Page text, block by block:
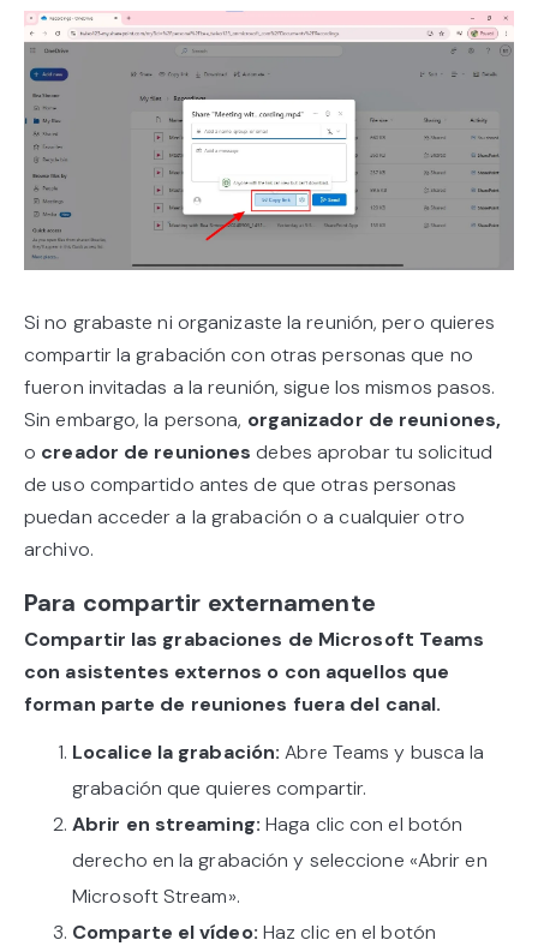
Si no grabaste ni organizaste la reunión, pero quieres
compartir la grabación con otras personas que no
fueron invitadas a la reunión, sigue los mismos pasos.
Sin embargo, la persona, organizador de reuniones,
o creador de reuniones debes aprobar tu solicitud
de uso compartido antes de que otras personas
puedan acceder a la grabación o a cualquier otro
archivo.
Para compartir externamente
Compartir las grabaciones de Microsoft Teams
con asistentes externos o con aquellos que
forman parte de reuniones fuera del canal.
Localice la grabación: Abre Teams y busca la
grabación que quieres compartir.
Abrir en streaming: Haga clic con el botón
derecho en la grabación y seleccione «Abrir en
Microsoft Stream».
Comparte el vídeo: Haz clic en el botón